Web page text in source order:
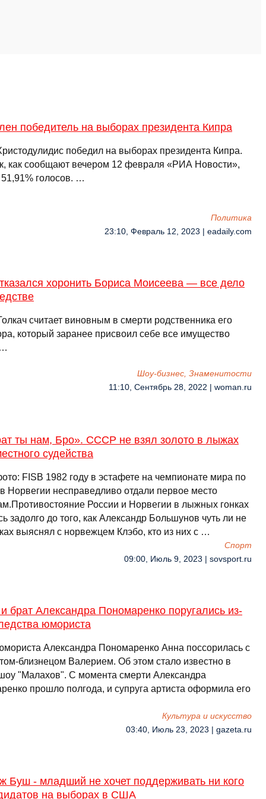
победитель на выборах президента Кипра
победил на выборах президента Кипра.
как сообщают вечером 12 февраля «РИА Новости»,
голосов. …
Политика
23:10, Февраль 12, 2023 | eadaily.com
хоронить Бориса Моисеева — все дело
считает виновным в смерти родственника его
который заранее присвоил себе все имущество
Шоу-бизнес, Знаменитости
11:10, Сентябрь 28, 2022 | woman.ru
ты нам, Бро». СССР не взял золото в лыжах
судейства
FISВ 1982 году в эстафете на чемпионате мира по
Норвегии несправедливо отдали первое место
России и Норвегии в лыжных гонках
задолго до того, как Александр Большунов чуть ли не
выяснял с норвежцем Клэбо, кто из них с …
Спорт
09:00, Июль 9, 2023 | sovsport.ru
брат Александра Пономаренко поругались из-
юмориста
Александра Пономаренко Анна поссорилась с
близнецом Валерием. Об этом стало известно в
"Малахов". С момента смерти Александра
прошло полгода, и супруга артиста оформила его
Культура и искусство
03:40, Июль 23, 2023 | gazeta.ru
Буш - младший не хочет поддерживать ни кого
на выборах в США